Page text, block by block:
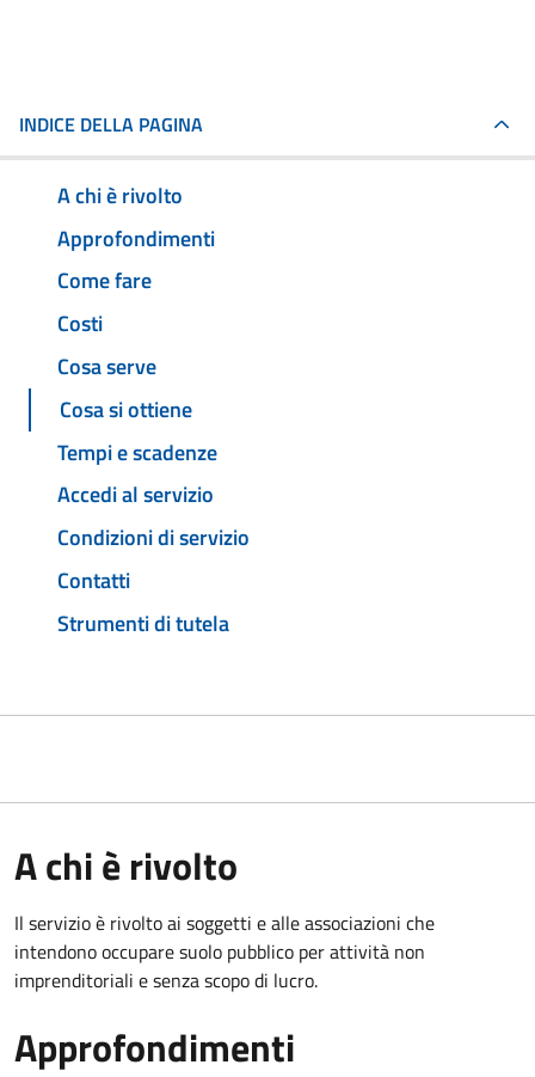
INDICE DELLA PAGINA
A chi è rivolto
Approfondimenti
Come fare
Costi
Cosa serve
Cosa si ottiene
Tempi e scadenze
Accedi al servizio
Condizioni di servizio
Contatti
Strumenti di tutela
A chi è rivolto
Il servizio è rivolto ai soggetti e alle associazioni che
intendono occupare suolo pubblico per attività non
imprenditoriali e senza scopo di lucro.
Approfondimenti